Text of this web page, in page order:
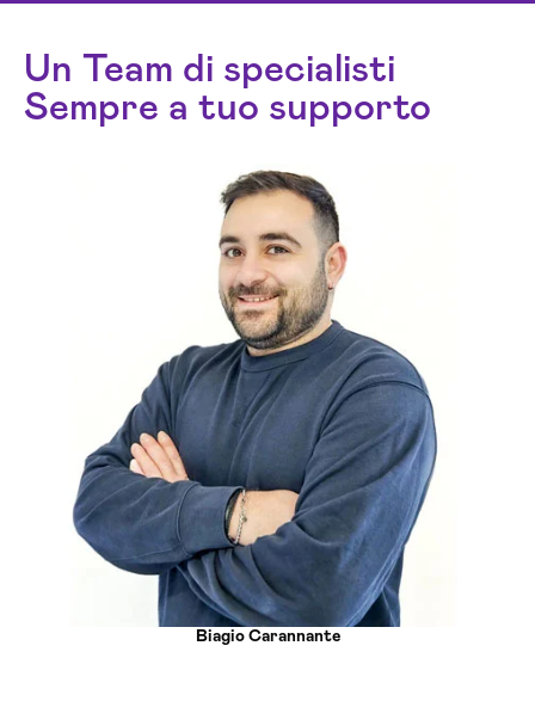
Un Team di specialisti
Sempre a tuo supporto
Biagio Carannante